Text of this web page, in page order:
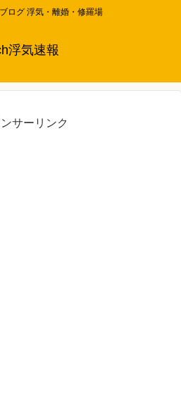
ログ 浮気・離婚・修羅場
浮気速報
サーリンク